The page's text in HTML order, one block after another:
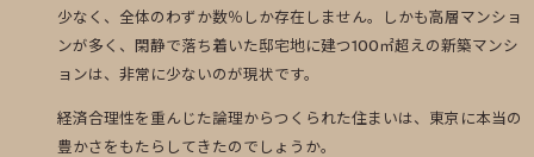
少なく、全体のわずか数％しか存在しません。しかも高層マンショ
ンが多く、閑静で落ち着いた邸宅地に建つ100㎡超えの新築マンシ
ョンは、非常に少ないのが現状です。
経済合理性を重んじた論理からつくられた住まいは、東京に本当の
豊かさをもたらしてきたのでしょうか。